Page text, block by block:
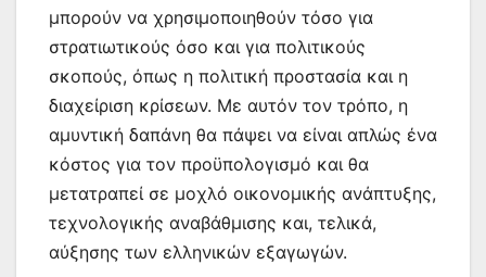
μπορούν να χρησιμοποιηθούν τόσο για
στρατιωτικούς όσο και για πολιτικούς
σκοπούς, όπως η πολιτική προστασία και η
διαχείριση κρίσεων. Με αυτόν τον τρόπο, η
αμυντική δαπάνη θα πάψει να είναι απλώς ένα
κόστος για τον προϋπολογισμό και θα
μετατραπεί σε μοχλό οικονομικής ανάπτυξης,
τεχνολογικής αναβάθμισης και, τελικά,
αύξησης των ελληνικών εξαγωγών.